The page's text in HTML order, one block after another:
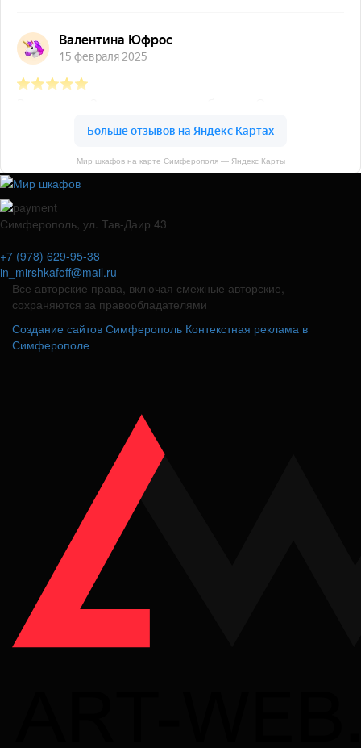
Мир шкафов на карте Симферополя — Яндекс Карты
Симферополь, ул. Тав-Даир 43
+7 (978) 629-95-38
in_mirshkafoff@mail.ru
Все авторские права, включая смежные авторские,
сохраняются за правообладателями
Создание сайтов Симферополь Контекстная реклама в
Симферополе